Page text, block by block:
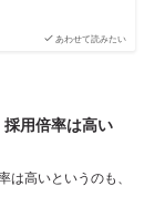
あわせて読みたい
用倍率は高い
は高いというのも、